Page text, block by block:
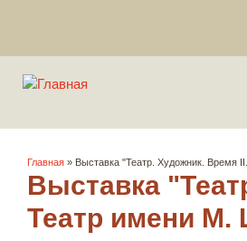
Вы здесь
Главная » Выставка "Театр. Художник. Время
Выставка
Театр имени М.